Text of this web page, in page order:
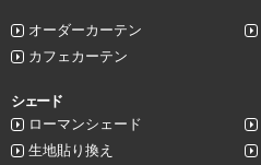
オーダーカーテン
カフェカーテン
シェード
ローマンシェード
生地貼り換え